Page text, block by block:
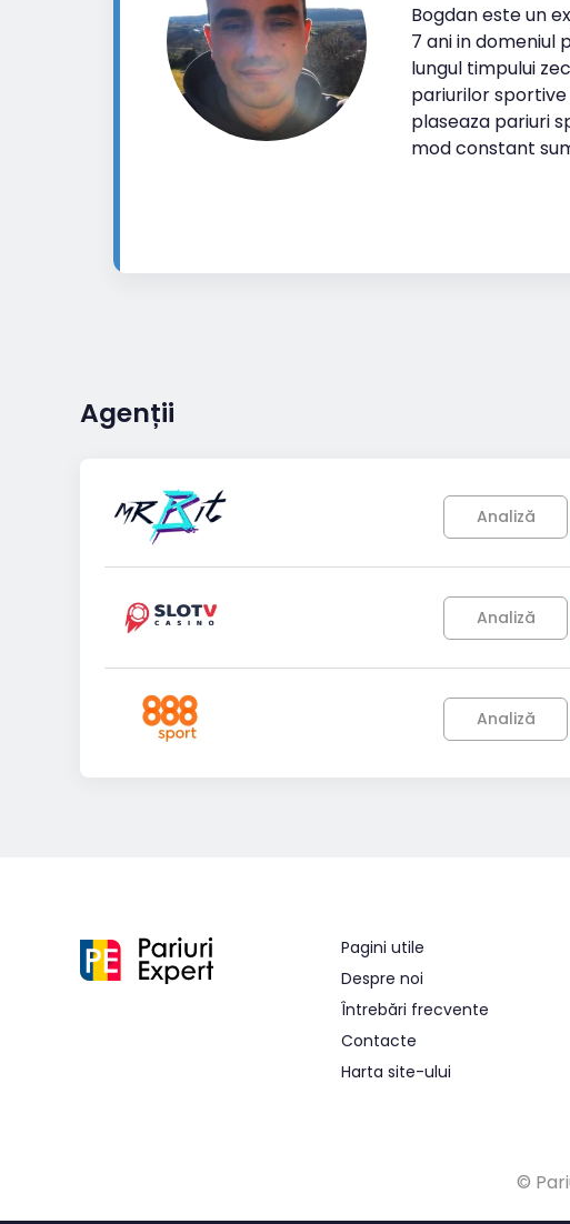
Bogdan este un
7 ani in domeniul
lungul timpului
pariurilor
plaseaza pariuri
mod constant
Agenții
Analiză
Analiză
Analiză
Pagini utile
Despre noi
Întrebări frecvente
Contacte
Harta site-ului
©